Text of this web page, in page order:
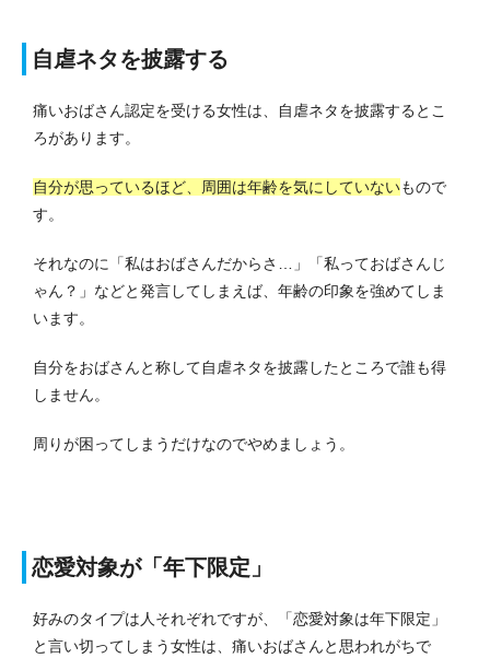
自虐ネタを披露する
痛いおばさん認定を受ける女性は、自虐ネタを披露するとこ
ろがあります。
自分が思っているほど、周囲は年齢を気にしていないもので
す。
それなのに「私はおばさんだからさ…」「私っておばさんじ
ゃん？」などと発言してしまえば、年齢の印象を強めてしま
います。
自分をおばさんと称して自虐ネタを披露したところで誰も得
しません。
周りが困ってしまうだけなのでやめましょう。
恋愛対象が「年下限定」
好みのタイプは人それぞれですが、「恋愛対象は年下限定」
と言い切ってしまう女性は、痛いおばさんと思われがちで